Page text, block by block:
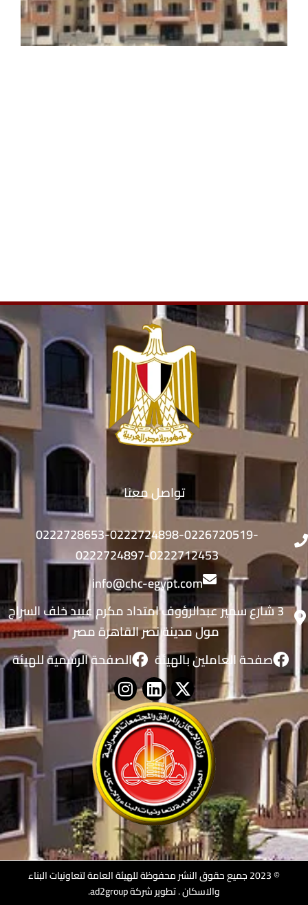
تواصل معنا
0222728653-0222724898-0226720519-
0222724897-0222712453
info@chc-egypt.com
3 شارع سمير عبدالرؤوف امتداد مكرم عبيد خلف السراج
مول مدينة نصر القاهرة مصر
صفحة العاملين بالهيئة
الصفحة الرسمية للهيئة
© 2023 جميع حقوق النشر محفوظة للهيئة العامة لتعاونيات البناء
والاسكان .تطوير شركة ad2group .